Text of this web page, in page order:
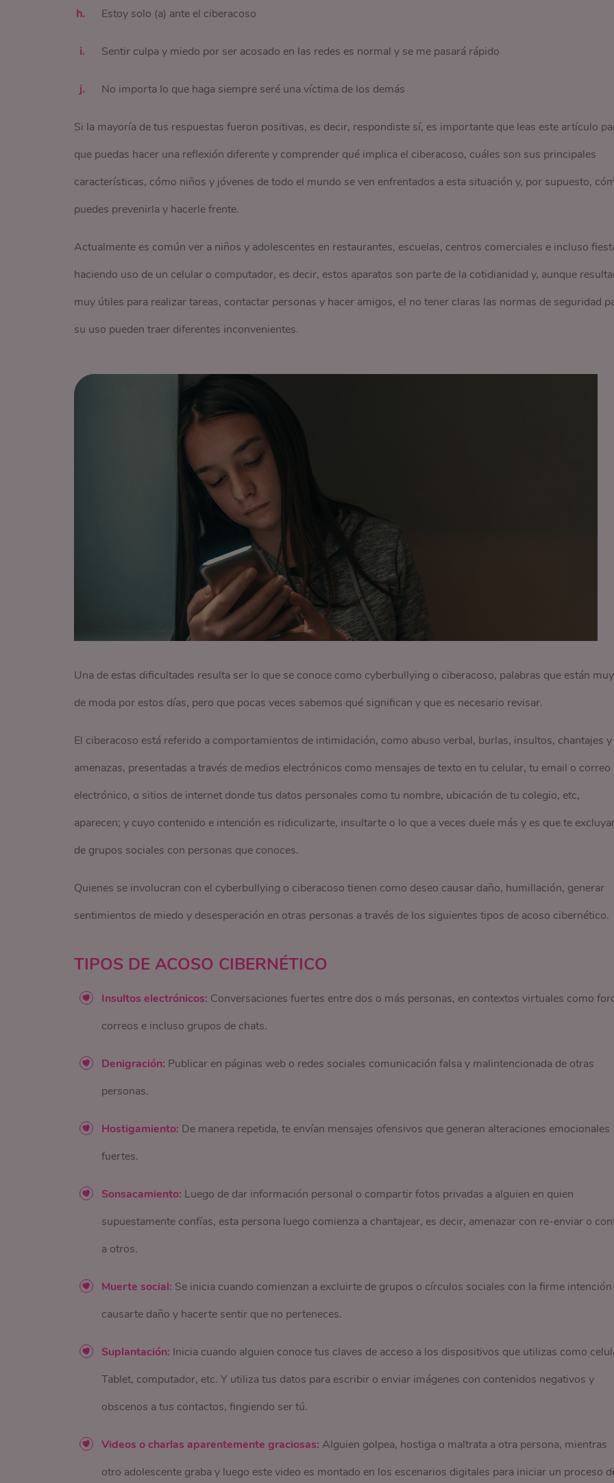
Estoy solo (a) ante el ciberacoso
Sentir culpa y miedo por ser acosado en las redes es normal y se me pasará rápido
No importa lo que haga siempre seré una víctima de los demás
Si la mayoría de tus respuestas fueron positivas, es decir, respondiste sí, es importante que leas este artículo
que puedas hacer una reflexión diferente y comprender qué implica el ciberacoso, cuáles son sus principales
características, cómo niños y jóvenes de todo el mundo se ven enfrentados a esta situación y, por supuesto,
puedes prevenirla y hacerle frente.
Actualmente es común ver a niños y adolescentes en restaurantes, escuelas, centros comerciales e incluso
haciendo uso de un celular o computador, es decir, estos aparatos son parte de la cotidianidad y, aunque
muy útiles para realizar tareas, contactar personas y hacer amigos, el no tener claras las normas de seguridad
su uso pueden traer diferentes inconvenientes.
Una de estas dificultades resulta ser lo que se conoce como cyberbullying o ciberacoso, palabras que están muy
de moda por estos días, pero que pocas veces sabemos qué significan y que es necesario revisar.
El ciberacoso está referido a comportamientos de intimidación, como abuso verbal, burlas, insultos, chantajes y
amenazas, presentadas a través de medios electrónicos como mensajes de texto en tu celular, tu email o correo
electrónico, o sitios de internet donde tus datos personales como tu nombre, ubicación de tu colegio, etc,
aparecen; y cuyo contenido e intención es ridiculizarte, insultarte o lo que a veces duele más y es que te
de grupos sociales con personas que conoces.
Quienes se involucran con el cyberbullying o ciberacoso tienen como deseo causar daño, humillación, generar
sentimientos de miedo y desesperación en otras personas a través de los siguientes tipos de acoso cibernético.
TIPOS DE ACOSO CIBERNÉTICO
Insultos electrónicos: Conversaciones fuertes entre dos o más personas, en contextos virtuales como
correos e incluso grupos de chats.
Denigración: Publicar en páginas web o redes sociales comunicación falsa y malintencionada de otras
personas.
Hostigamiento: De manera repetida, te envían mensajes ofensivos que generan alteraciones emocionales
fuertes.
Sonsacamiento: Luego de dar información personal o compartir fotos privadas a alguien en quien
supuestamente confías, esta persona luego comienza a chantajear, es decir, amenazar con re-enviar o
a otros.
Muerte social: Se inicia cuando comienzan a excluirte de grupos o círculos sociales con la firme intención
causarte daño y hacerte sentir que no perteneces.
Suplantación: Inicia cuando alguien conoce tus claves de acceso a los dispositivos que utilizas como
Tablet, computador, etc. Y utiliza tus datos para escribir o enviar imágenes con contenidos negativos y
obscenos a tus contactos, fingiendo ser tú.
Videos o charlas aparentemente graciosas: Alguien golpea, hostiga o maltrata a otra persona, mientras
otro adolescente graba y luego este video es montado en los escenarios digitales para iniciar un proceso